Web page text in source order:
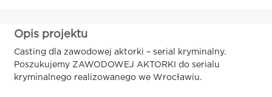
Opis projektu
Casting dla zawodowej aktorki – serial kryminalny.
Poszukujemy ZAWODOWEJ AKTORKI do serialu
kryminalnego realizowanego we Wrocławiu.